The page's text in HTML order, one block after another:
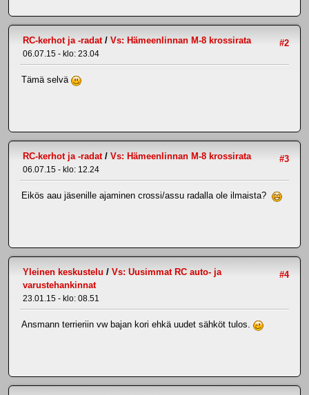
#2
RC-kerhot ja -radat/ Vs: Hämeenlinnan M-8 krossirata
06.07.15 - klo: 23.04
Tämä selvä
#3
RC-kerhot ja -radat/ Vs: Hämeenlinnan M-8 krossirata
06.07.15 - klo: 12.24
Eikös aau jäsenille ajaminen crossi/assu radalla ole ilmaista?
#4
Yleinen keskustelu / Vs: Uusimmat RC auto- ja
varustehankinnat
23.01.15 - klo: 08.51
Ansmann terrieriin vw bajan kori ehkä uudet sähköt tulos.